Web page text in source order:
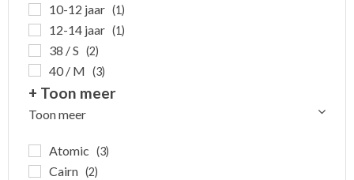
10-12 jaar (1)
12-14 jaar (1)
38 / S (2)
40 / M (3)
+ Toon meer
Toon meer
Atomic (3)
Cairn (2)